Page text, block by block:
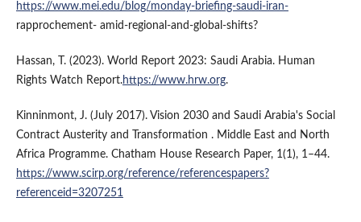
https://www.mei.edu/blog/monday-briefing-saudi-iran-
rapprochement- amid-regional-and-global-shifts?
Hassan, T. (2023). World Report 2023: Saudi Arabia. Human
Rights Watch Report.https://www.hrw.org.
Kinninmont, J. (July 2017). Vision 2030 and Saudi Arabia's Social
Contract Austerity and Transformation . Middle East and North
Africa Programme. Chatham House Research Paper, 1(1), 1–44.
https://www.scirp.org/reference/referencespapers?
referenceid=3207251